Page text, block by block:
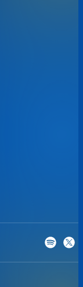
が高いことか
お願いします。
協力ください。
声による発声は